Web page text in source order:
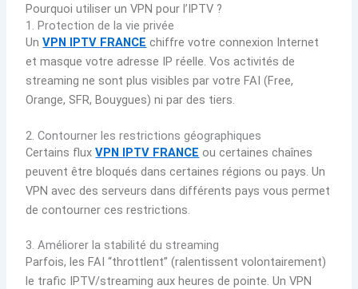
Pourquoi utiliser un VPN pour l’IPTV ?
1. Protection de la vie privée
UnVPN IPTV FRANCE chiffre votre connexion Internet
et masque votre adresse IP réelle. Vos activités de
streaming ne sont plus visibles par votre FAI (Free,
Orange, SFR, Bouygues) ni par des tiers.
2. Contourner les restrictions géographiques
Certains fluxVPN IPTV FRANCE ou certaines chaînes
peuvent être bloqués dans certaines régions ou pays. Un
VPN avec des serveurs dans différents pays vous permet
de contourner ces restrictions.
3. Améliorer la stabilité du streaming
Parfois, les FAI “throttlent” (ralentissent volontairement)
le trafic IPTV/streaming aux heures de pointe. Un VPN